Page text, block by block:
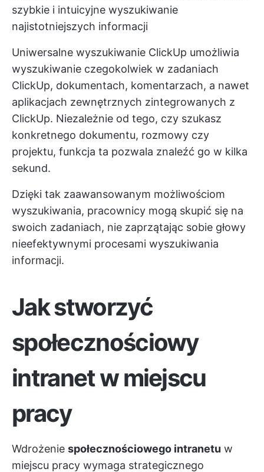
szybkie i intuicyjne wyszukiwanie
najistotniejszych informacji
Uniwersalne wyszukiwanie ClickUp umożliwia
wyszukiwanie czegokolwiek w zadaniach
ClickUp, dokumentach, komentarzach, a nawet
aplikacjach zewnętrznych zintegrowanych z
ClickUp. Niezależnie od tego, czy szukasz
konkretnego dokumentu, rozmowy czy
projektu, funkcja ta pozwala znaleźć go w kilka
sekund.
Dzięki tak zaawansowanym możliwościom
wyszukiwania, pracownicy mogą skupić się na
swoich zadaniach, nie zaprzątając sobie głowy
nieefektywnymi procesami wyszukiwania
informacji.
Jak stworzyć
społecznościowy
intranet w miejscu
pracy
Wdrożenie społecznościowego intranetu w
miejscu pracy wymaga strategicznego